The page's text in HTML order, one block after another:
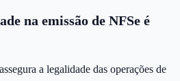
na emissão de NFSe é
a legalidade das operações de